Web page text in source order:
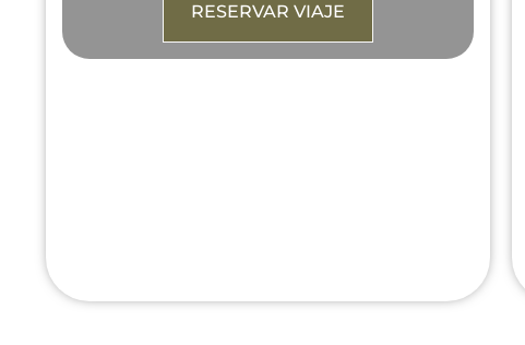
RESERVAR VIAJE